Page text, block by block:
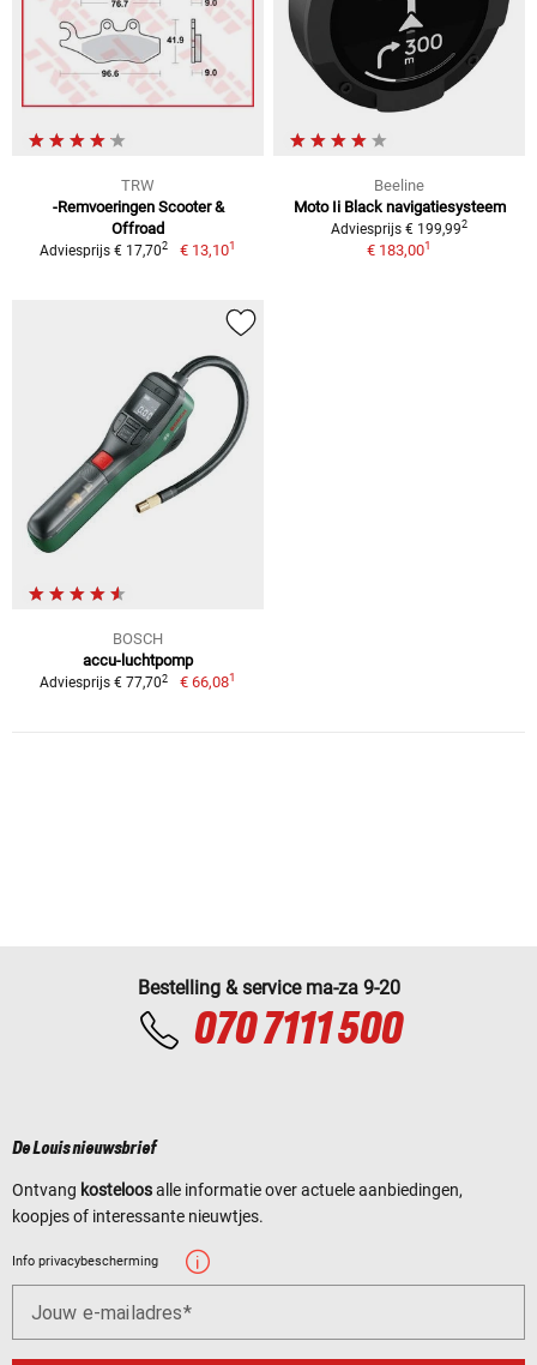
TRW
-Remvoeringen Scooter &
Offroad
Adviesprijs € 17,702 € 13,101
Beeline
Moto Ii Black navigatiesysteem
Adviesprijs € 199,992
€ 183,001
BOSCH
accu-luchtpomp
Adviesprijs € 77,702 € 66,081
Bestelling & service ma-za 9-20
070 7111 500
De Louis nieuwsbrief
Ontvang kosteloosalle informatie over actuele aanbiedingen,
koopjes of interessante nieuwtjes.
Info privacybescherming
Jouw e-mailadres